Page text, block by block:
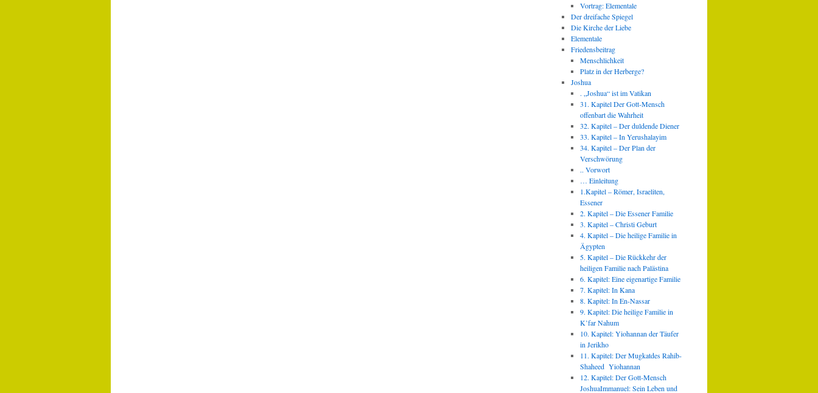
Vortrag: Elementale
Der dreifache Spiegel
Die Kirche der Liebe
Elementale
Friedensbeitrag
Menschlichkeit
Platz in der Herberge?
Joshua
. „Joshua“ ist im Vatikan
31. Kapitel Der Gott-Mensch
offenbart die Wahrheit
32. Kapitel – Der duldende Diener
33. Kapitel – In Yerushalayim
34. Kapitel – Der Plan der
Verschwörung
.. Vorwort
… Einleitung
1.Kapitel – Römer, Israeliten,
Essener
2. Kapitel – Die Essener Familie
3. Kapitel – Christi Geburt
4. Kapitel – Die heilige Familie in
Ägypten
5. Kapitel – Die Rückkehr der
heiligen Familie nach Palästina
6. Kapitel: Eine eigenartige Familie
7. Kapitel: In Kana
8. Kapitel: In En-Nassar
9. Kapitel: Die heilige Familie in
K’far Nahum
10. Kapitel: Yiohannan der Täufer
in Jerikho
11. Kapitel: Der Mugkatdes Rahib-
Shaheed Yiohannan
12. Kapitel: Der Gott-Mensch
JoshuaImmanuel: Sein Leben und